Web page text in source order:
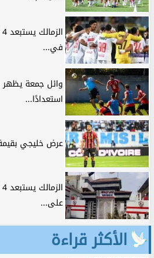
في...
وائل جمعة يظهر
استعدادًا...
عرض خليجي بقيمة 5 ملايين يورو.. هل
على...
الأكثر قراءة